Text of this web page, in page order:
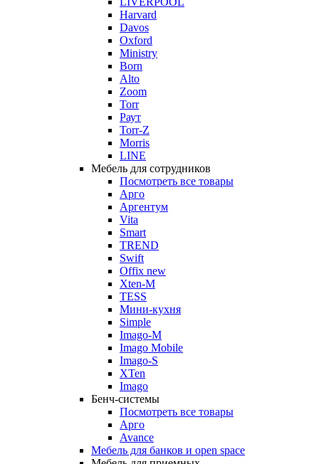
Harvard
Davos
Oxford
Ministry
Born
Alto
Zoom
Torr
Раут
Torr-Z
Morris
LINE
Мебель для сотрудников
Посмотреть все товары
Арго
Аргентум
Vita
Smart
TREND
Swift
Offix new
Xten-M
TESS
Мини-кухня
Simple
Imago-M
Imago Mobile
Imago-S
XTen
Imago
Бенч-системы
Посмотреть все товары
Арго
Avance
Мебель для банков и open space